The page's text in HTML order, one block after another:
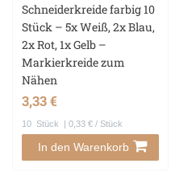
Schneiderkreide farbig 10
Stück – 5x Weiß, 2x Blau,
2x Rot, 1x Gelb –
Markierkreide zum
Nähen
3,33 €
10 Stück | 0,33 € / Stück
In den Warenkorb